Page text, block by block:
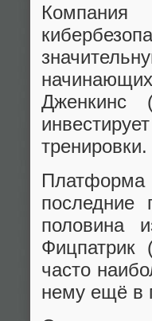
Дженкинс
тренировки.
Платформа
последние
половина
Фицпатрик
часто
нему ещё в